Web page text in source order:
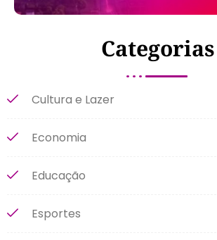
Categorias
Cultura e Lazer
Economia
Educação
Esportes